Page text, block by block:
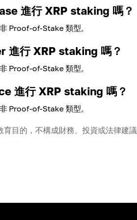
進行 XRP staking 嗎？
Proof-of-Stake 類型。
進行 XRP staking 嗎？
Proof-of-Stake 類型。
進行 XRP staking 嗎？
Proof-of-Stake 類型。
育目的，不構成財務、投資或法律建